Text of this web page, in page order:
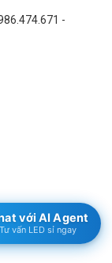
– đảm bảo nguồn
điện lưới.
-
với AI Agent
Tư vấn LED sỉ ngay